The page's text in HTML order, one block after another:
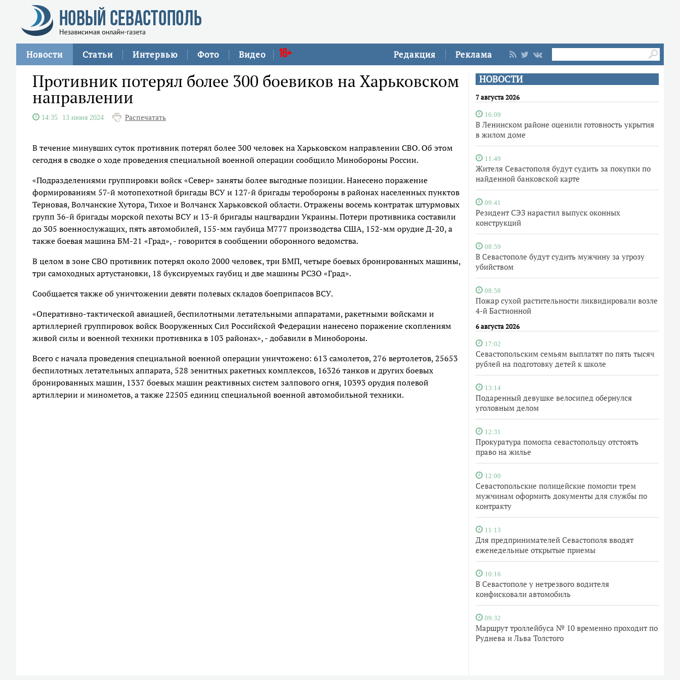
Редакция Реклама
Новости Статьи Интервью Фото Видео 16+
НОВОСТИ
7 августа 2026
16:09
В Ленинском районе оценили готовность укрытия
в жилом доме
11:49
Жителя Севастополя будут судить за покупки по
найденной банковской карте
09:41
Резидент СЭЗ нарастил выпуск оконных
конструкций
08:59
В Севастополе будут судить мужчину за угрозу
убийством
08:58
Пожар сухой растительности ликвидировали возле
4-й Бастионной
6 августа 2026
17:02
Севастопольским семьям выплатят по пять тысяч
рублей на подготовку детей к школе
13:14
Подаренный девушке велосипед обернулся
уголовным делом
12:31
Прокуратура помогла севастопольцу отстоять
право на жилье
12:00
Севастопольские полицейские помогли трем
мужчинам оформить документы для службы по
контракту
11:13
Для предпринимателей Севастополя вводят
еженедельные открытые приемы
10:16
В Севастополе у нетрезвого водителя
конфисковали автомобиль
09:32
Маршрут троллейбуса № 10 временно проходит по
Руднева и Льва Толстого
Противник потерял более 300 боевиков на Харьковском
направлении
14:35 13 июня 2024 Распечатать
В течение минувших суток противник потерял более 300 человек на Харьковском направлении СВО. Об этом
сегодня в сводке о ходе проведения специальной военной операции сообщило Минобороны России.
«Подразделениями группировки войск «Север» заняты более выгодные позиции. Нанесено поражение
формированиям 57-й мотопехотной бригады ВСУ и 127-й бригады теробороны в районах населенных пунктов
Терновая, Волчанские Хутора, Тихое и Волчанск Харьковской области. Отражены восемь контратак штурмовых
групп 36-й бригады морской пехоты ВСУ и 13-й бригады нацгвардии Украины. Потери противника составили
до 305 военнослужащих, пять автомобилей, 155-мм гаубица М777 производства США, 152-мм орудие Д-20, а
также боевая машина БМ-21 «Град», - говорится в сообщении оборонного ведомства.
В целом в зоне СВО противник потерял около 2000 человек, три БМП, четыре боевых бронированных машины,
три самоходных артустановки, 18 буксируемых гаубиц и две машины РСЗО «Град».
Сообщается также об уничтожении девяти полевых складов боеприпасов ВСУ.
«Оперативно-тактической авиацией, беспилотными летательными аппаратами, ракетными войсками и
артиллерией группировок войск Вооруженных Сил Российской Федерации нанесено поражение скоплениям
живой силы и военной техники противника в 103 районах», - добавили в Минобороны.
Всего с начала проведения специальной военной операции уничтожено: 613 самолетов, 276 вертолетов, 25653
беспилотных летательных аппарата, 528 зенитных ракетных комплексов, 16326 танков и других боевых
бронированных машин, 1337 боевых машин реактивных систем залпового огня, 10393 орудия полевой
артиллерии и минометов, а также 22505 единиц специальной военной автомобильной техники.